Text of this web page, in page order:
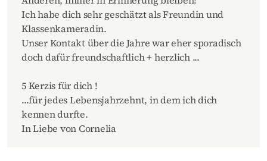
Ich habe dich sehr geschätzt als Freundin und
Klassenkameradin.
Unser Kontakt über die Jahre war eher sporadisch
doch dafür freundschaftlich + herzlich ...
5 Kerzis für dich !
...für jedes Lebensjahrzehnt, in dem ich dich
kennen durfte.
In Liebe von Cornelia